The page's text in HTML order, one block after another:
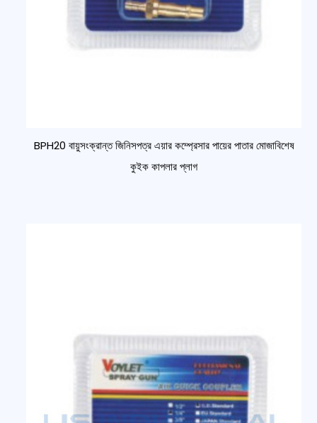
BPH20 বায়ুসংক্রান্ত জিনিসপত্র এয়ার কম্প্রেসার পায়ের পাতার মোজাবিশেষ
কুইক কাপলার প্লাগ